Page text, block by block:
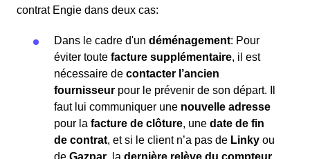
contrat Engie dans deux cas:
Dans le cadre d'un déménagement: Pour
éviter toute facture supplémentaire, il est
nécessaire de contacter l’ancien
fournisseur pour le prévenir de son départ. Il
faut lui communiquer une nouvelle adresse
pour la facture de clôture, une date de fin
de contrat, et si le client n’a pas de Linky ou